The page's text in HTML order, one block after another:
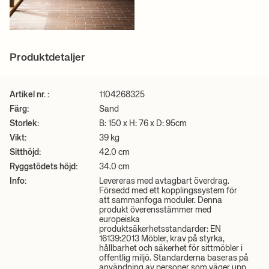
Produktdetaljer
Artikel nr. :
1104268325
Färg:
Sand
Storlek:
B: 150 x H: 76 x D: 95cm
Vikt:
39 kg
Sitthöjd:
42.0 cm
Ryggstödets höjd:
34.0 cm
Info:
Levereras med avtagbart överdrag.
Försedd med ett kopplingssystem för
att sammanfoga moduler. Denna
produkt överensstämmer med
europeiska
produktsäkerhetsstandarder: EN
16139:2013 Möbler, krav på styrka,
hållbarhet och säkerhet för sittmöbler i
offentlig miljö. Standarderna baseras på